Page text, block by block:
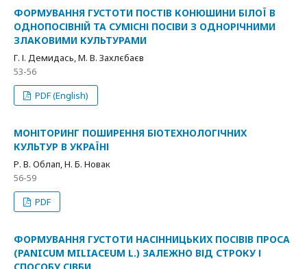
ФОРМУВАННЯ ГУСТОТИ ПОСТІВ КОНЮШИНИ БІЛОЇ В
ОДНОПОСІВНІЙ ТА СУМІСНІ ПОСІВИ З ОДНОРІЧНИМИ
ЗЛАКОВИМИ КУЛЬТУРАМИ
Г. І. Демидась, М. В. Захлєбаєв
53-56
PDF (English)
МОНІТОРИНГ ПОШИРЕННЯ БІОТЕХНОЛОГІЧНИХ
КУЛЬТУР В УКРАЇНІ
Р. В. Облап, Н. Б. Новак
56-59
PDF
ФОРМУВАННЯ ГУСТОТИ НАСІННИЦЬКИХ ПОСІВІВ ПРОСА
(PANICUM MILIACEUM L.) ЗАЛЕЖНО ВІД СТРОКУ І